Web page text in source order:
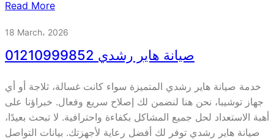
Read More
18 March، 2026
صيانة هاير رشدي 01210999852
خدمة صيانة هاير رشدي المتميزة سواء كانت غسالة، ثلاجة أو أي
جهاز توشيبا، نحن هنا لنضمن لك إصلاح سريع وفعال. خبراؤنا على
أهبة الاستعداد لحل جميع المشاكل بكفاءة واحترافية. لا تبحث بعيدًا،
صيانة هاير رشدي توفر لك أفضل رعاية لأجهزتك. بيانات التواصل